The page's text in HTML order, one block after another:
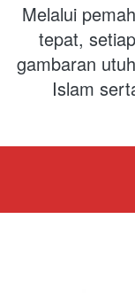
Melalui
tepat,
gambaran
Islam